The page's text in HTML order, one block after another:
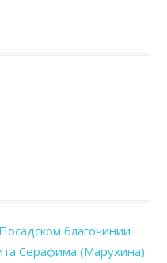
благочинии
Серафима (Марухина)